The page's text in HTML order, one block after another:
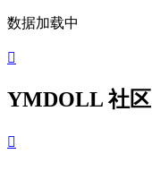
数据加载中

YMDOLL 社区
